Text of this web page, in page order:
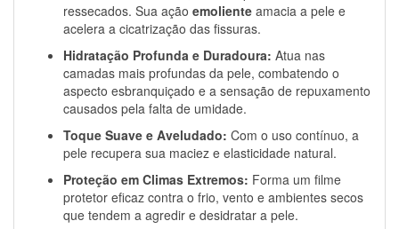
ressecados. Sua ação emoliente amacia a pele e
acelera a cicatrização das fissuras.
Hidratação Profunda e Duradoura: Atua nas
camadas mais profundas da pele, combatendo o
aspecto esbranquiçado e a sensação de repuxamento
causados pela falta de umidade.
Toque Suave e Aveludado: Com o uso contínuo, a
pele recupera sua maciez e elasticidade natural.
Proteção em Climas Extremos: Forma um filme
protetor eficaz contra o frio, vento e ambientes secos
que tendem a agredir e desidratar a pele.